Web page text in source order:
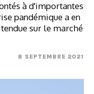
à d'importantes
pandémique a en
sur le marché
8 SEPTEMBRE 2021